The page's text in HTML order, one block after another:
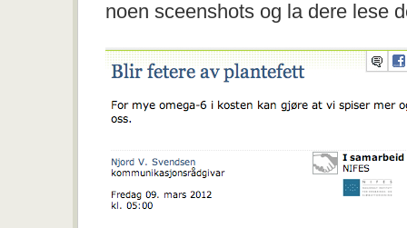
noen sceenshots og la dere lese